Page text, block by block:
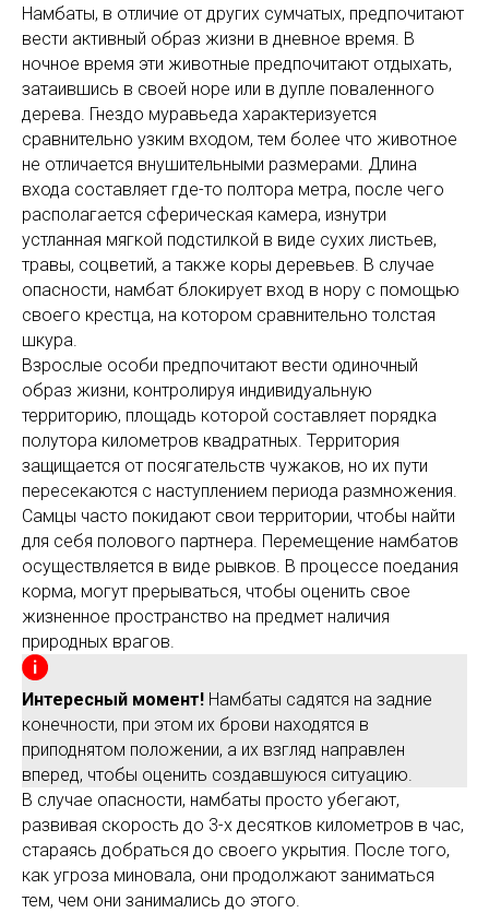
Намбаты, в отличие от других сумчатых, предпочитают
вести активный образ жизни в дневное время. В
ночное время эти животные предпочитают отдыхать,
затаившись в своей норе или в дупле поваленного
дерева. Гнездо муравьеда характеризуется
сравнительно узким входом, тем более что животное
не отличается внушительными размерами. Длина
входа составляет где-то полтора метра, после чего
располагается сферическая камера, изнутри
устланная мягкой подстилкой в виде сухих листьев,
травы, соцветий, а также коры деревьев. В случае
опасности, намбат блокирует вход в нору с помощью
своего крестца, на котором сравнительно толстая
шкура.
Взрослые особи предпочитают вести одиночный
образ жизни, контролируя индивидуальную
территорию, площадь которой составляет порядка
полутора километров квадратных. Территория
защищается от посягательств чужаков, но их пути
пересекаются с наступлением периода размножения.
Самцы часто покидают свои территории, чтобы найти
для себя полового партнера. Перемещение намбатов
осуществляется в виде рывков. В процессе поедания
корма, могут прерываться, чтобы оценить свое
жизненное пространство на предмет наличия
природных врагов.
Интересный момент! Намбаты садятся на задние
конечности, при этом их брови находятся в
приподнятом положении, а их взгляд направлен
вперед, чтобы оценить создавшуюся ситуацию.
В случае опасности, намбаты просто убегают,
развивая скорость до 3-х десятков километров в час,
стараясь добраться до своего укрытия. После того,
как угроза миновала, они продолжают заниматься
тем, чем они занимались до этого.